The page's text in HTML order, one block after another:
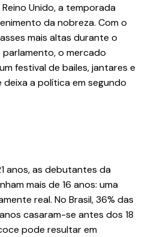
Unido, a temporada
da nobreza. Com o
mais altas durante o
o mercado
festival de bailes, jantares e
deixa a política em segundo
anos, as debutantes da
mais de 16 anos: uma
real. No Brasil, 36% das
casaram-se antes dos 18
pode resultar em